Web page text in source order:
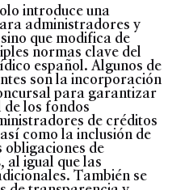
introduce una
administradores y
que modifica de
normas clave del
español. Algunos de
son la incorporación
para garantizar
los fondos
de créditos
como la inclusión de
obligaciones de
al igual que las
También se